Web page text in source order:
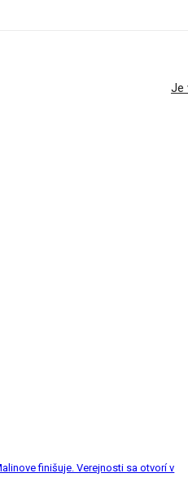
Je
finišuje. Verejnosti sa otvorí v